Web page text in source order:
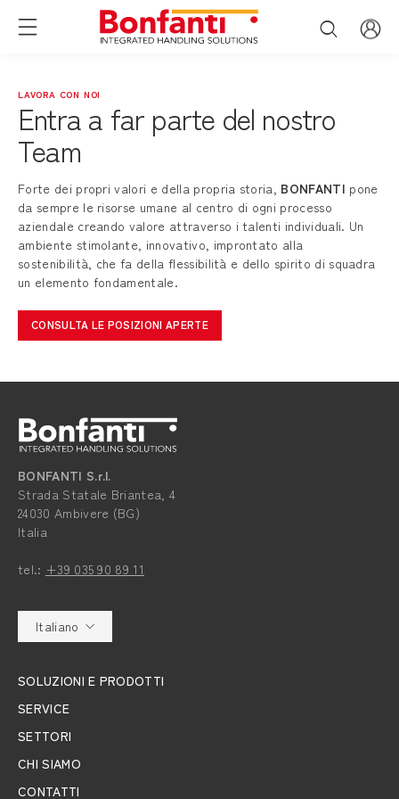
LAVORA CON NOI
Entra a far parte del nostro
Team
Forte dei propri valori e della propria storia, BONFANTI pone
da sempre le risorse umane al centro di ogni processo
aziendale creando valore attraverso i talenti individuali. Un
ambiente stimolante, innovativo, improntato alla
sostenibilità, che fa della flessibilità e dello spirito di squadra
un elemento fondamentale.
CONSULTA LE POSIZIONI APERTE
BONFANTI S.r.l.
Strada Statale Briantea, 4
24030 Ambivere (BG)
Italia
tel.: +39 035 90 89 11
Italiano
SOLUZIONI E PRODOTTI
SERVICE
SETTORI
CHI SIAMO
CONTATTI